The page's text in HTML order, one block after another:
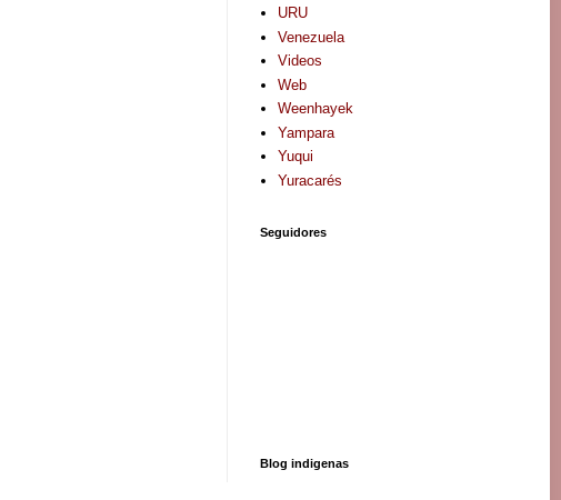
URU
Venezuela
Videos
Web
Weenhayek
Yampara
Yuqui
Yuracarés
Seguidores
Blog indigenas